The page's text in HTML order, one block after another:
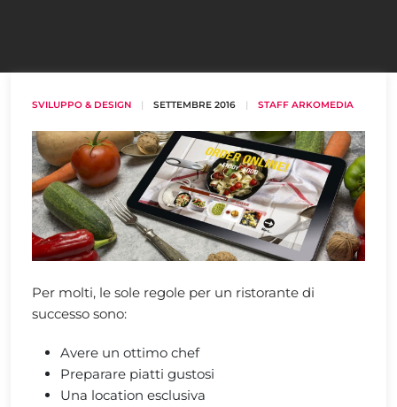
SVILUPPO & DESIGN | SETTEMBRE 2016 | STAFF ARKOMEDIA
Per molti, le sole regole per un ristorante di
successo sono:
Avere un ottimo chef
Preparare piatti gustosi
Una location esclusiva